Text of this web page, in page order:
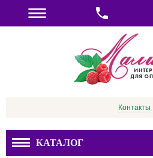
Контакты
КАТАЛОГ